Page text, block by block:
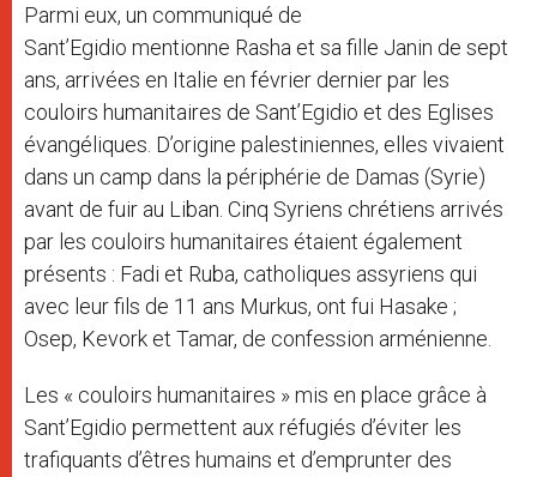
Parmi eux, un communiqué de
Sant’Egidio mentionne Rasha et sa fille Janin de sept
ans, arrivées en Italie en février dernier par les
couloirs humanitaires de Sant’Egidio et des Eglises
évangéliques. D’origine palestiniennes, elles vivaient
dans un camp dans la périphérie de Damas (Syrie)
avant de fuir au Liban. Cinq Syriens chrétiens arrivés
par les couloirs humanitaires étaient également
présents : Fadi et Ruba, catholiques assyriens qui
avec leur fils de 11 ans Murkus, ont fui Hasake ;
Osep, Kevork et Tamar, de confession arménienne.
Les « couloirs humanitaires » mis en place grâce à
Sant’Egidio permettent aux réfugiés d’éviter les
trafiquants d’êtres humains et d’emprunter des